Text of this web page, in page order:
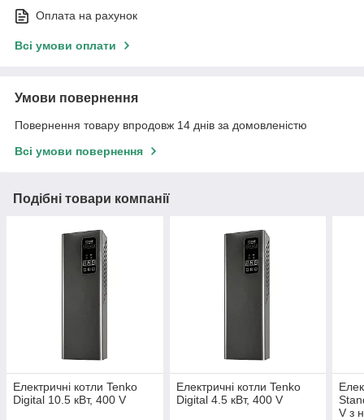
Оплата на рахунок
Всі умови оплати
Умови повернення
Повернення товару впродовж 14 днів за домовленістю
Всі умови повернення
Подібні товари компанії
Електричні котли Tenko
Digital 10.5 кВт, 400 V
Електричні котли Tenko
Digital 4.5 кВт, 400 V
V з